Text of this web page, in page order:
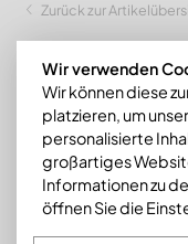
Zurück zur
Wir verwenden
Wir können diese
platzieren, um
personalisierte
großartiges
Informationen zu
öffnen Sie die